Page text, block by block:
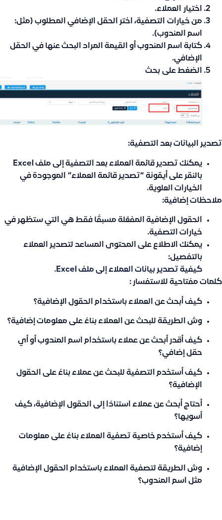
اختيار العملاء.
من خيارات التصفية، اختر الحقل الإضافي المطلوب (مثل:
اسم المندوب).
كتابة اسم المندوب أو القيمة المراد البحث عنها في الحقل
الإضافي.
الضغط على بحث
تصدير البيانات بعد التصفية:
يمكنك تصدير قائمة العملاء بعد التصفية إلى ملف Excel
بالنقر على أيقونة “تصدير قائمة العملاء” الموجودة في
الخيارات العلوية.
ملاحظات إضافية:
الحقول الإضافية المفعّلة مسبقًا فقط هي التي ستظهر في
خيارات التصفية.
يمكنك الاطلاع على المحتوى المساعد لتصدير العملاء
بالتفصيل:
كيفية تصدير بيانات العملاء إلى ملف Excel
.
كلمات مفتاحية للاستفسار :
كيف أبحث عن العملاء باستخدام الحقول الإضافية؟
وش الطريقة للبحث عن العملاء بناءً على معلومات إضافية؟
كيف أقدر أبحث عن عملاء باستخدام اسم المندوب أو أي
حقل إضافي؟
كيف أستخدم التصفية للبحث عن عملاء بناءً على الحقول
الإضافية؟
أحتاج أبحث عن عملاء استنادًا إلى الحقول الإضافية، كيف
أسويها؟
كيف أستخدم خاصية تصفية العملاء بناءً على معلومات
إضافية؟
وش الطريقة لتصفية العملاء باستخدام الحقول الإضافية
مثل اسم المندوب؟